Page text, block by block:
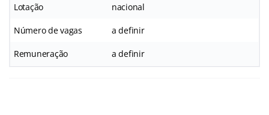
Lotação nacional
Número de vagas a definir
Remuneração a definir